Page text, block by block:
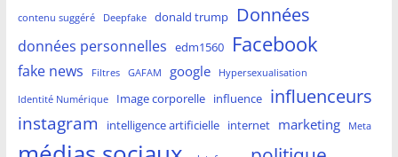
contenu suggéré Deepfake donald trump Données
données personnelles edm1560 Facebook
fake news Filtres GAFAM google Hypersexualisation
Identité Numérique Image corporelle influence influenceurs
instagram intelligence artificielle internet marketing Meta